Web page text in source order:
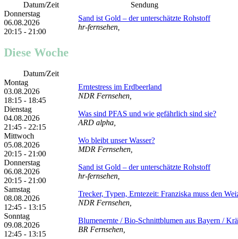
Datum/Zeit
Sendung
Donnerstag
06.08.2026
20:15 - 21:00
Sand ist Gold – der unterschätzte Rohstoff
hr-fernsehen,
Diese Woche
Datum/Zeit
Montag
03.08.2026
18:15 - 18:45
Erntestress im Erdbeerland
NDR Fernsehen,
Dienstag
04.08.2026
21:45 - 22:15
Was sind PFAS und wie gefährlich sind sie?
ARD alpha,
Mittwoch
05.08.2026
20:15 - 21:00
Wo bleibt unser Wasser?
MDR Fernsehen,
Donnerstag
06.08.2026
20:15 - 21:00
Sand ist Gold – der unterschätzte Rohstoff
hr-fernsehen,
Samstag
08.08.2026
12:45 - 13:15
Trecker, Typen, Erntezeit: Franziska muss den
NDR Fernsehen,
Sonntag
09.08.2026
12:45 - 13:15
Blumenernte /​ Bio-Schnittblumen aus Bayern /​
BR Fernsehen,